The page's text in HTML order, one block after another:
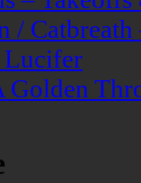
/
Lucifer
Golden